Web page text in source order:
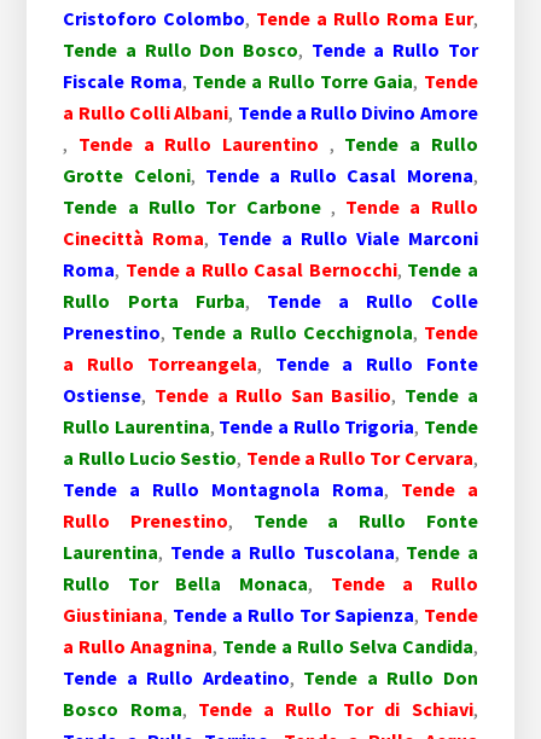
Cristoforo Colombo, Tende a Rullo Roma Eur,
Tende a Rullo Don Bosco, Tende a Rullo Tor
Fiscale Roma, Tende a Rullo Torre Gaia, Tende
a Rullo Colli Albani, Tende a Rullo Divino Amore
, Tende a Rullo Laurentino , Tende a Rullo
Grotte Celoni, Tende a Rullo Casal Morena,
Tende a Rullo Tor Carbone , Tende a Rullo
Cinecittà Roma, Tende a Rullo Viale Marconi
Roma, Tende a Rullo Casal Bernocchi, Tende a
Rullo Porta Furba, Tende a Rullo Colle
Prenestino, Tende a Rullo Cecchignola, Tende
a Rullo Torreangela, Tende a Rullo Fonte
Ostiense, Tende a Rullo San Basilio, Tende a
Rullo Laurentina, Tende a Rullo Trigoria, Tende
a Rullo Lucio Sestio, Tende a Rullo Tor Cervara,
Tende a Rullo Montagnola Roma, Tende a
Rullo Prenestino, Tende a Rullo Fonte
Laurentina, Tende a Rullo Tuscolana, Tende a
Rullo Tor Bella Monaca, Tende a Rullo
Giustiniana, Tende a Rullo Tor Sapienza, Tende
a Rullo Anagnina, Tende a Rullo Selva Candida,
Tende a Rullo Ardeatino, Tende a Rullo Don
Bosco Roma, Tende a Rullo Tor di Schiavi,